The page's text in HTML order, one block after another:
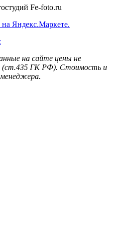
Fe-foto.ru
на сайте цены не
(ст.435 ГК РФ). Стоимость и